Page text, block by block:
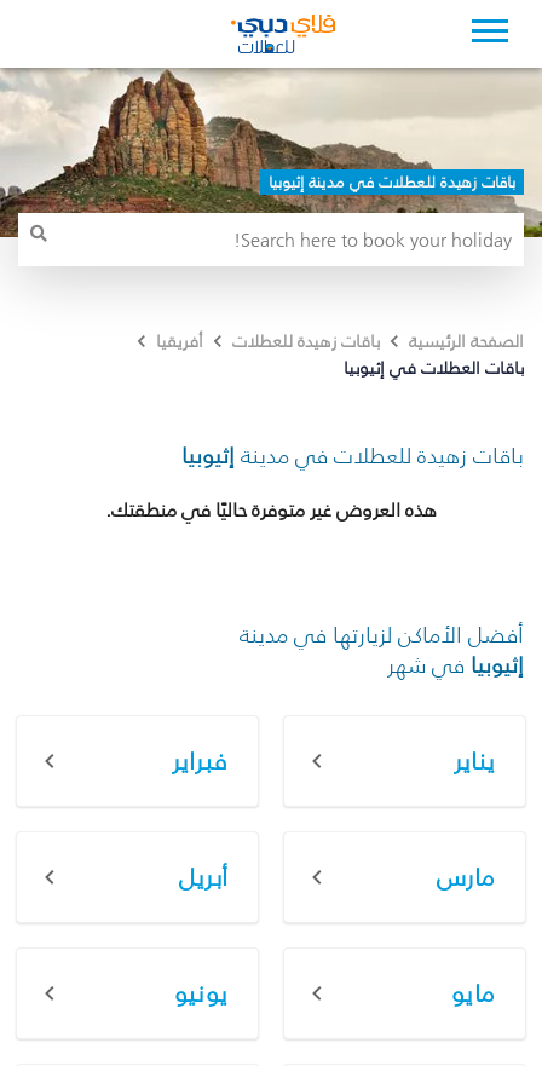
باقات زهيدة للعطلات في مدينة إثيوبيا
الصفحة الرئيسية باقات زهيدة للعطلات
أفريقيا
باقات العطلات في إثيوبيا
باقات زهيدة للعطلات في مدينة إثيوبيا
هذه العروض غير متوفرة حاليًا في منطقتك.
أفضل الأماكن لزيارتها في مدينة
إثيوبيا في شهر
يناير فبراير
مارس أبريل
مايو يونيو